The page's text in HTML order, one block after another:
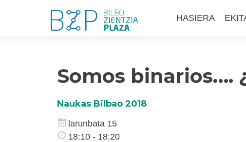
to
HASIERA
Somos binarios….
Naukas Bilbao 2018
larunbata 15
18:10 - 18:20